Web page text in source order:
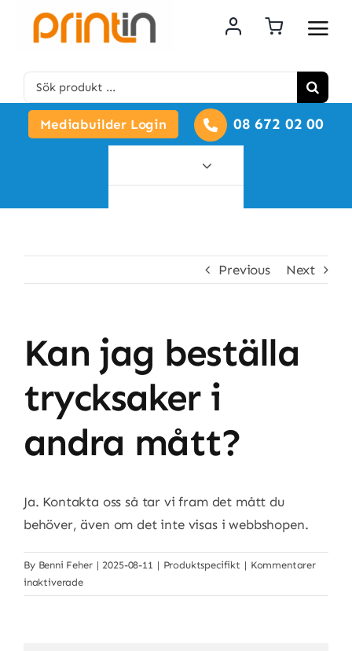
Search
for:
Mediabuilder Login
08 672 02 00
produkter
Previous Next
Kan jag beställa
trycksaker i
andra mått?
Ja. Kontakta oss så tar vi fram det mått du
behöver, även om det inte visas i webbshopen.
By Benni Feher | 2025-08-11 | Produktspecifikt | Kommentarer
inaktiveradeför
Kan